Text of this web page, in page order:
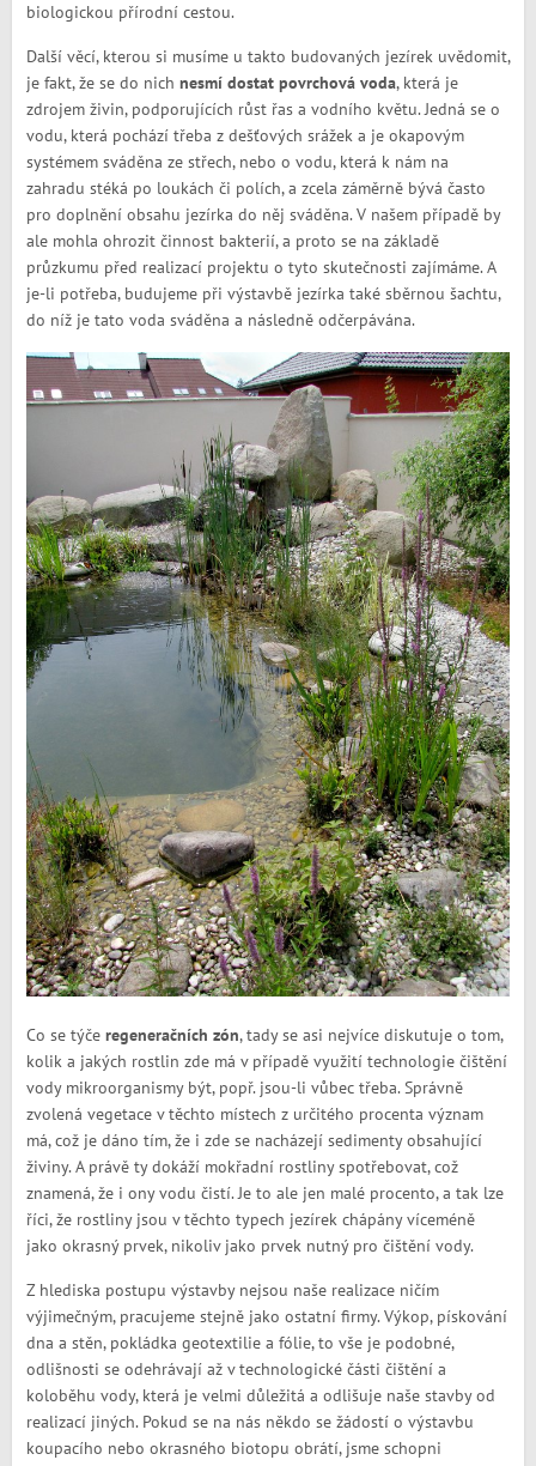
biologickou přírodní cestou.
Další věcí, kterou si musíme u takto budovaných jezírek uvědomit,
je fakt, že se do nich nesmí dostat povrchová voda, která je
zdrojem živin, podporujících růst řas a vodního květu. Jedná se o
vodu, která pochází třeba z dešťových srážek a je okapovým
systémem sváděna ze střech, nebo o vodu, která k nám na
zahradu stéká po loukách či polích, a zcela záměrně bývá často
pro doplnění obsahu jezírka do něj sváděna. V našem případě by
ale mohla ohrozit činnost bakterií, a proto se na základě
průzkumu před realizací projektu o tyto skutečnosti zajímáme. A
je-li potřeba, budujeme při výstavbě jezírka také sběrnou šachtu,
do níž je tato voda sváděna a následně odčerpávána.
Co se týče regeneračních zón, tady se asi nejvíce diskutuje o tom,
kolik a jakých rostlin zde má v případě využití technologie čištění
vody mikroorganismy být, popř. jsou-li vůbec třeba. Správně
zvolená vegetace v těchto místech z určitého procenta význam
má, což je dáno tím, že i zde se nacházejí sedimenty obsahující
živiny. A právě ty dokáží mokřadní rostliny spotřebovat, což
znamená, že i ony vodu čistí. Je to ale jen malé procento, a tak lze
říci, že rostliny jsou v těchto typech jezírek chápány víceméně
jako okrasný prvek, nikoliv jako prvek nutný pro čištění vody.
Z hlediska postupu výstavby nejsou naše realizace ničím
výjimečným, pracujeme stejně jako ostatní firmy. Výkop, pískování
dna a stěn, pokládka geotextilie a fólie, to vše je podobné,
odlišnosti se odehrávají až v technologické části čištění a
koloběhu vody, která je velmi důležitá a odlišuje naše stavby od
realizací jiných. Pokud se na nás někdo se žádostí o výstavbu
koupacího nebo okrasného biotopu obrátí, jsme schopni